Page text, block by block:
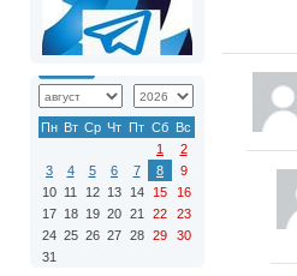
Пн Вт Ср Чт Пт Сб Вс
1
2
3
4 5 6 7 8
9
10 11 12 13 14 15
16
17 18 19 20 21 22
23
24 25 26 27 28 29
30
31